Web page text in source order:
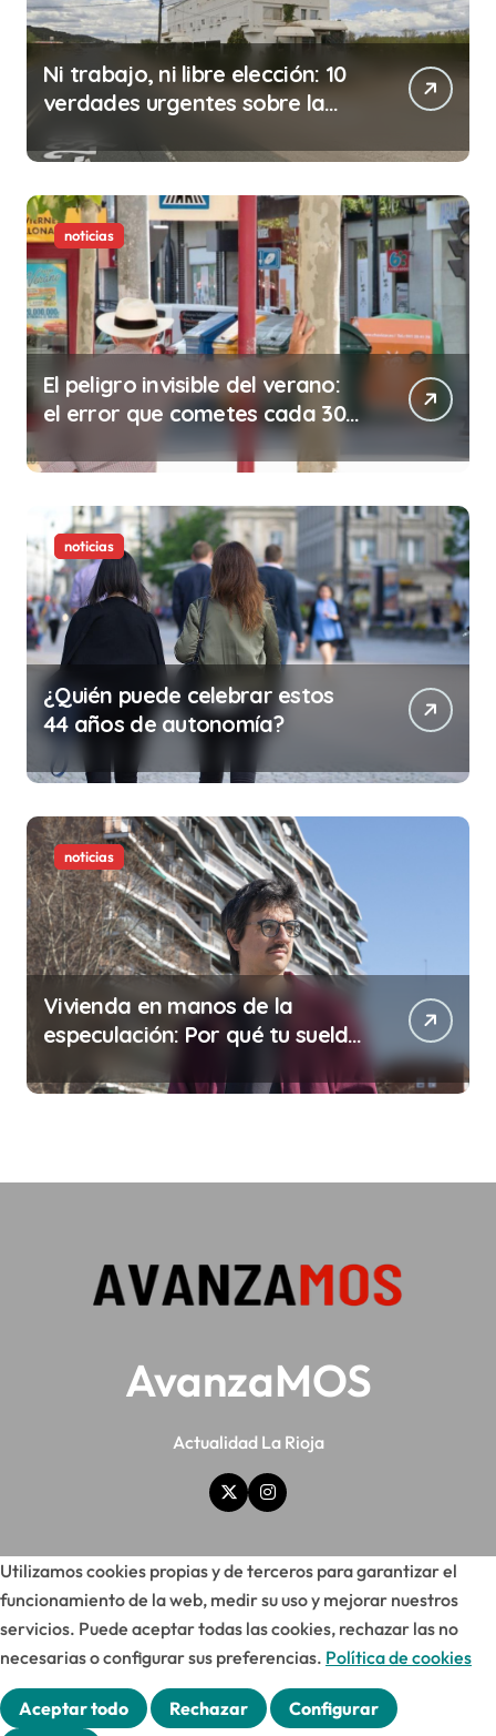
Ni trabajo, ni libre elección: 10
verdades urgentes sobre la
noticias
El peligro invisible del verano:
el error que cometes cada 30
minutos en tu trabajo (y la
ilegalidad que te puede costar
la vida)
noticias
¿Quién puede celebrar estos
44 años de autonomía?
noticias
Vivienda en manos de la
especulación: Por qué tu sueldo
AvanzaMOS
Actualidad La Rioja
Utilizamos cookies propias y de terceros para garantizar el
funcionamiento de la web, medir su uso y mejorar nuestros
servicios. Puede aceptar todas las cookies, rechazar las no
necesarias o configurar sus preferencias. Política de cookies
Aceptar todo Rechazar Configurar